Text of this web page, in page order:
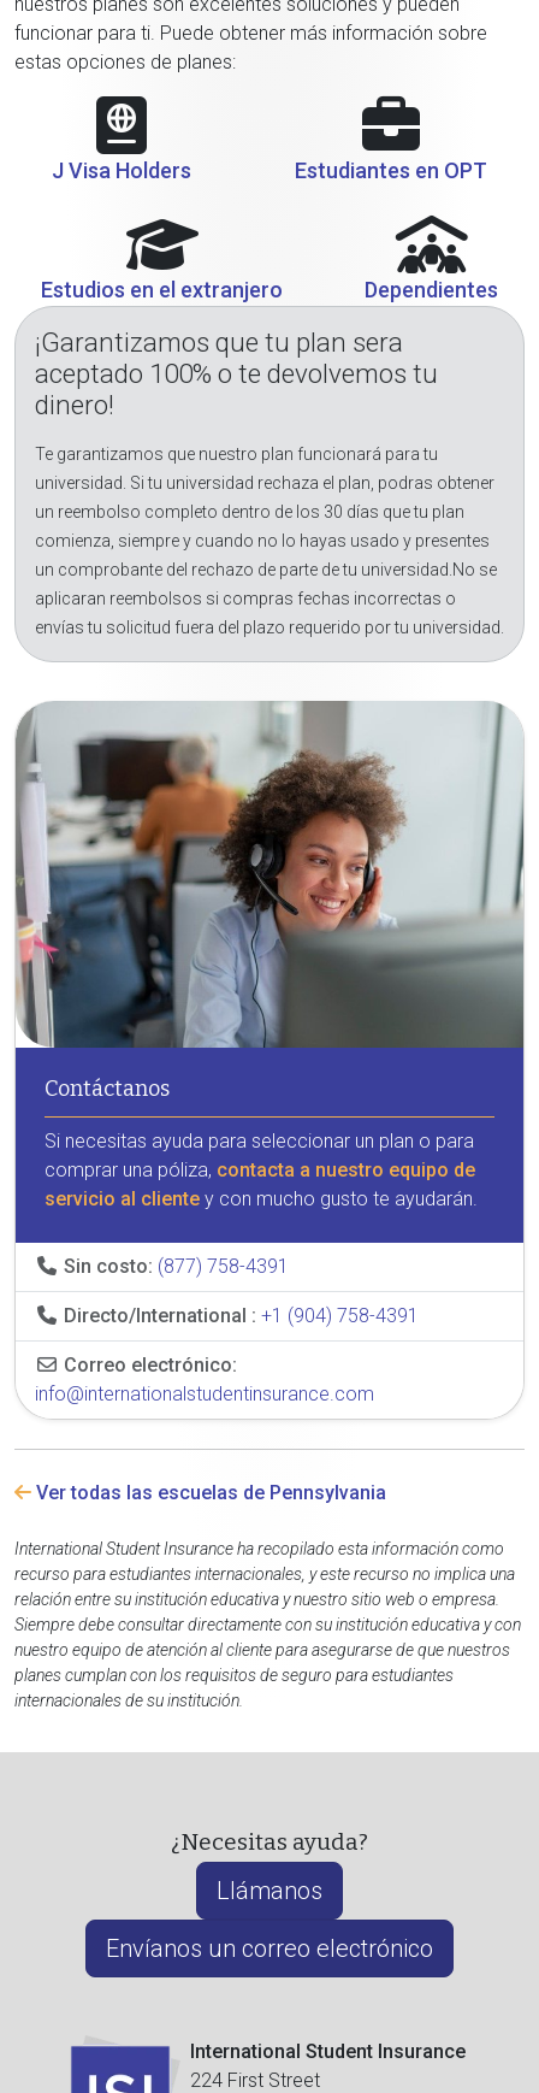
funcionar para ti. Puede obtener más información sobre
estas opciones de planes:
J Visa Holders Estudiantes en OPT
Estudios en el extranjero Dependientes
¡Garantizamos que tu plan sera
aceptado 100% o te devolvemos tu
dinero!
Te garantizamos que nuestro plan funcionará para tu
universidad. Si tu universidad rechaza el plan, podras obtener
un reembolso completo dentro de los 30 días que tu plan
comienza, siempre y cuando no lo hayas usado y presentes
un comprobante del rechazo de parte de tu universidad.No se
aplicaran reembolsos si compras fechas incorrectas o
envías tu solicitud fuera del plazo requerido por tu universidad.
Contáctanos
Si necesitas ayuda para seleccionar un plan o para
comprar una póliza, contacta a nuestro equipo de
servicio al cliente y con mucho gusto te ayudarán.
Sin costo: (877) 758-4391
Directo/International : +1 (904) 758-4391
Correo electrónico:
info@internationalstudentinsurance.com
Ver todas las escuelas de Pennsylvania
International Student Insurance ha recopilado esta información como
recurso para estudiantes internacionales, y este recurso no implica una
relación entre su institución educativa y nuestro sitio web o empresa.
Siempre debe consultar directamente con su institución educativa y con
nuestro equipo de atención al cliente para asegurarse de que nuestros
planes cumplan con los requisitos de seguro para estudiantes
internacionales de su institución.
¿Necesitas ayuda?
Llámanos
Envíanos un correo electrónico
International Student Insurance
224 First Street